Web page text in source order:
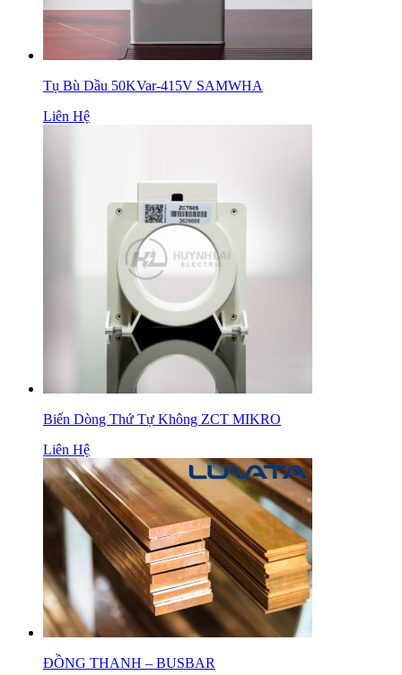
Tụ Bù Dầu 50KVar-415V SAMWHA
Liên Hệ
Biến Dòng Thứ Tự Không ZCT MIKRO
Liên Hệ
ĐỒNG THANH – BUSBAR